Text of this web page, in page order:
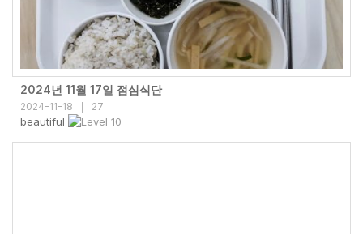
2024년 11월 17일 점심식단
2024-11-18 27
beautiful